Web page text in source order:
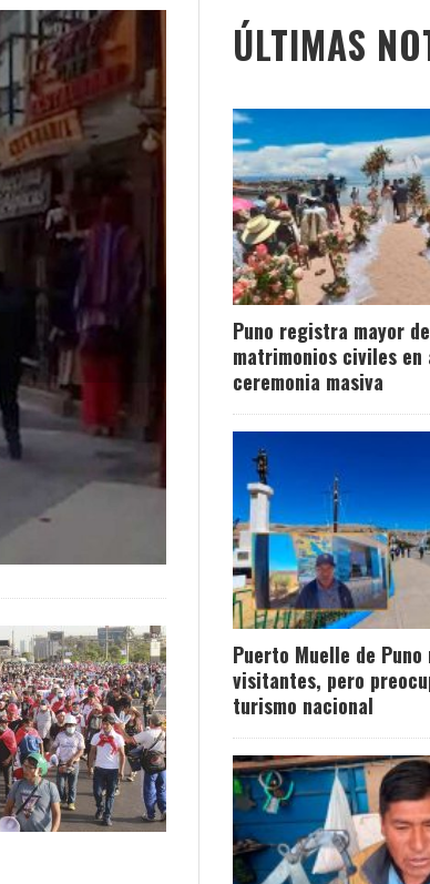
ÚLTIMAS
Puno registra mayor
matrimonios civiles
ceremonia masiva
Puerto Muelle de
visitantes, pero
turismo nacional